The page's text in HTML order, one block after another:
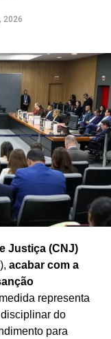
e
de voto
eleitoral,
decisões
nacional.
2026
Justiça (CNJ)
acabar com a
representa
do
para